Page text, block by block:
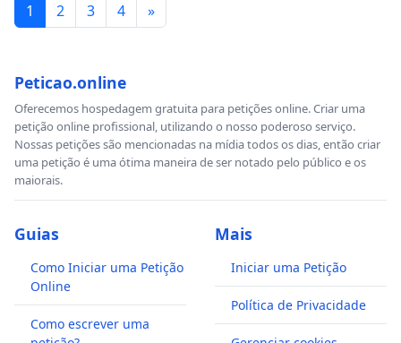
1 2 3 4 »
Peticao.online
Oferecemos hospedagem gratuita para petições online. Criar uma
petição online profissional, utilizando o nosso poderoso serviço.
Nossas petições são mencionadas na mídia todos os dias, então criar
uma petição é uma ótima maneira de ser notado pelo público e os
maiorais.
Guias
Como Iniciar uma Petição
Online
Como escrever uma
Mais
Iniciar uma Petição
Política de Privacidade